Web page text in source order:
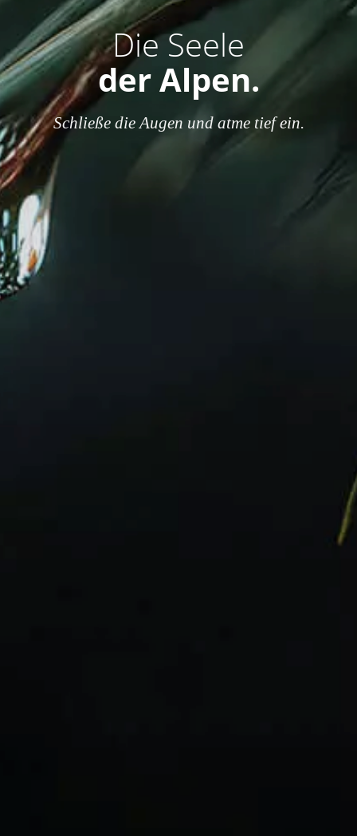
Die Seele
der Alpen.
Schließe die Augen und atme tief ein.